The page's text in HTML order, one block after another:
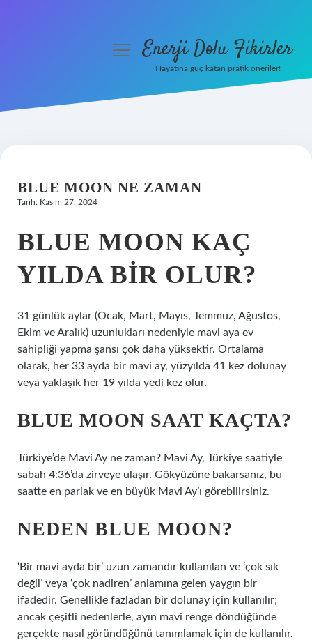
Hakkımızda
menüyüEnerji Dolu Fikirler
Hayatına güç katan pratik öneriler!
BLUE MOON NE ZAMAN
Tarih: Kasım 27, 2024
BLUE MOON KAÇ
YILDA BIR OLUR?
31 günlük aylar (Ocak, Mart, Mayıs, Temmuz, Ağustos,
Ekim ve Aralık) uzunlukları nedeniyle mavi aya ev
sahipliği yapma şansı çok daha yüksektir. Ortalama
olarak, her 33 ayda bir mavi ay, yüzyılda 41 kez dolunay
veya yaklaşık her 19 yılda yedi kez olur.
BLUE MOON SAAT KAÇTA?
Türkiye’de Mavi Ay ne zaman? Mavi Ay, Türkiye saatiyle
sabah 4:36’da zirveye ulaşır. Gökyüzüne bakarsanız, bu
saatte en parlak ve en büyük Mavi Ay’ı görebilirsiniz.
NEDEN BLUE MOON?
‘Bir mavi ayda bir’ uzun zamandır kullanılan ve ‘çok sık
değil’ veya ‘çok nadiren’ anlamına gelen yaygın bir
ifadedir. Genellikle fazladan bir dolunay için kullanılır;
ancak çeşitli nedenlerle, ayın mavi renge döndüğünde
gerçekte nasıl göründüğünü tanımlamak için de kullanılır.